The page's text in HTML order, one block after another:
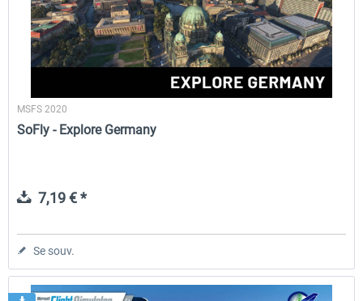
MSFS 2020
SoFly - Explore Germany
7,19 € *
Se souv.